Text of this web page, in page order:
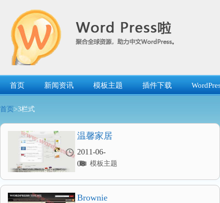
首页 新闻资讯 模板主题 插件下载
首页 >3栏式
温馨家居
2011-06-
08
分
模板主题
Brownie